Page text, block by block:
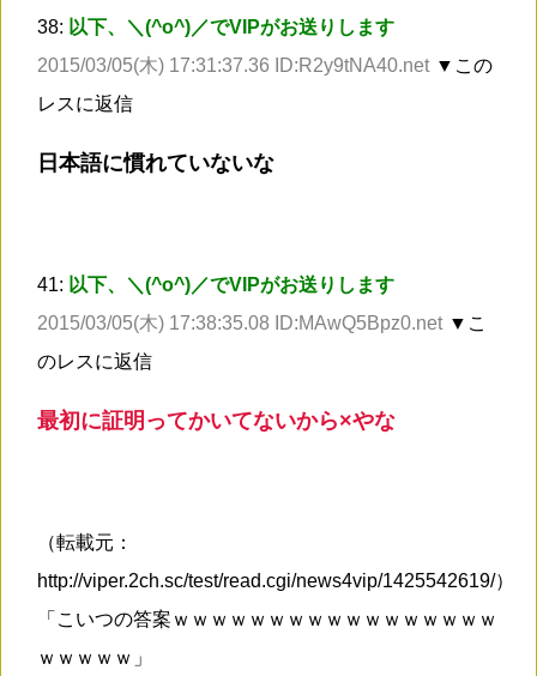
38: 以下、＼(^o^)／でVIPがお送りします
2015/03/05(木) 17:31:37.36 ID:R2y9tNA40.net ▼この
レスに返信
日本語に慣れていないな
41: 以下、＼(^o^)／でVIPがお送りします
2015/03/05(木) 17:38:35.08 ID:MAwQ5Bpz0.net ▼こ
のレスに返信
最初に証明ってかいてないから×やな
（転載元：
http://viper.2ch.sc/test/read.cgi/news4vip/1425542619/）
「こいつの答案ｗｗｗｗｗｗｗｗｗｗｗｗｗｗｗｗｗ
ｗｗｗｗｗ」